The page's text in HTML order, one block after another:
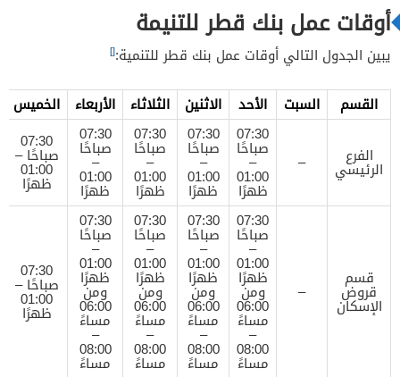
أوقات عمل بنك قطر للتنيمة
يبين الجدول التالي أوقات عمل بنك قطر للتنمية:[]
القسم السبت الأحد الاثنين الثلاثاء الأربعاء الخميس
الفرع
الرئيسي –
07:30
صباحًا
–
01:00
ظهرًا
07:30
صباحًا
–
01:00
ظهرًا
07:30
صباحًا
–
01:00
ظهرًا
07:30
صباحًا
–
01:00
ظهرًا
07:30
صباحًا –
01:00
ظهرًا
قسم
قروض
الإسكان
–
07:30
صباحًا
–
01:00
ظهرًا
ومن
06:00
مساءً
–
08:00
مساءً
07:30
صباحًا
–
01:00
ظهرًا
ومن
06:00
مساءً
–
08:00
مساءً
07:30
صباحًا
–
01:00
ظهرًا
ومن
06:00
مساءً
–
08:00
مساءً
07:30
صباحًا
–
01:00
ظهرًا
ومن
06:00
مساءً
–
08:00
مساءً
07:30
صباحًا –
01:00
ظهرًا